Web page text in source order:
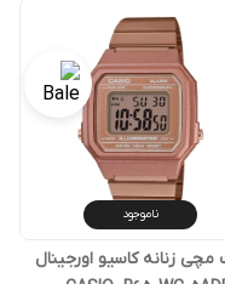
ناموجود
زنانه کاسیو اورجینال